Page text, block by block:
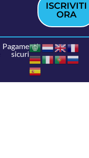
ISCRIVITI
ORA
Pagamenti
sicuri